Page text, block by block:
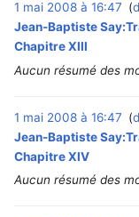
1 mai 2008 à 16:47
Jean-Baptiste
Chapitre XIII
Aucun résumé des
1 mai 2008 à 16:47
Jean-Baptiste
Chapitre XIV
Aucun résumé des